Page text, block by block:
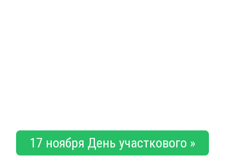
17 ноября День участкового »